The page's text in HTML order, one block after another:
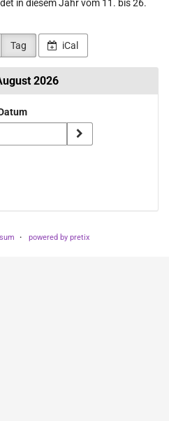
in diesem Jahr vom 11. bis 26.
Tag iCal
2026
powered by pretix